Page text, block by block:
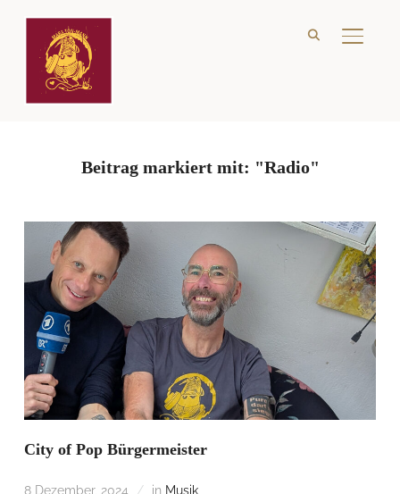
Beitrag markiert mit: "Radio"
City of Pop Bürgermeister
8 Dezember, 2024 in Musik